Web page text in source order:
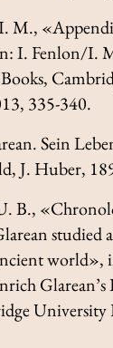
M.,
I. Fenlon/I.
,
335-340.
Sein
J. Huber,
B., «
studied
Glarean’s
University